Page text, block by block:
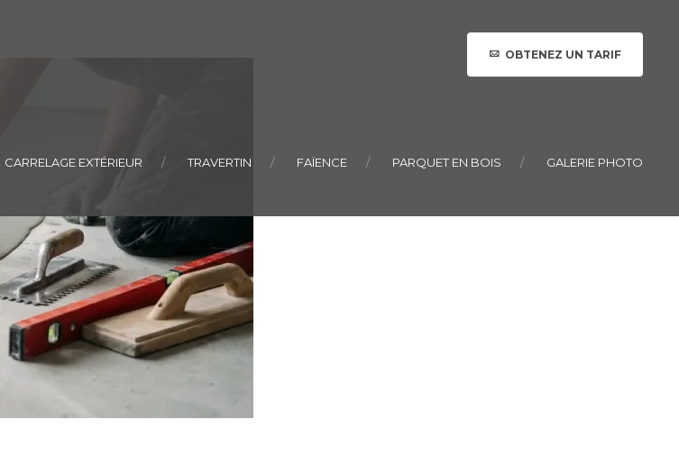
OBTENEZ UN TARIF
CARRELAGE EXTÉRIEUR TRAVERTIN FAÏENCE PARQUET EN BOIS GALERIE PHOTO